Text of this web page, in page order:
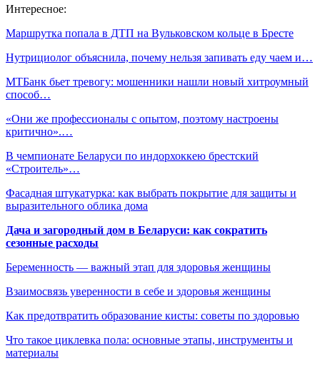
Интересное:
Маршрутка попала в ДТП на Вульковском кольце в Бресте
Нутрициолог объяснила, почему нельзя запивать еду чаем и…
МТБанк бьет тревогу: мошенники нашли новый хитроумный
способ…
«Они же профессионалы с опытом, поэтому настроены
критично».…
В чемпионате Беларуси по индорхоккею брестский
«Строитель»…
Фасадная штукатурка: как выбрать покрытие для защиты и
выразительного облика дома
Дача и загородный дом в Беларуси: как сократить
сезонные расходы
Беременность — важный этап для здоровья женщины
Взаимосвязь уверенности в себе и здоровья женщины
Как предотвратить образование кисты: советы по здоровью
Что такое циклевка пола: основные этапы, инструменты и
материалы